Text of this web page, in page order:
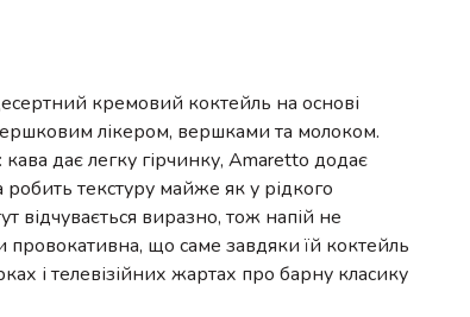
кремовий коктейль на основі
лікером, вершками та молоком.
дає легку гірчинку, Amaretto додає
текстуру майже як у рідкого
відчувається виразно, тож напій не
провокативна, що саме завдяки їй коктейль
і телевізійних жартах про барну класику